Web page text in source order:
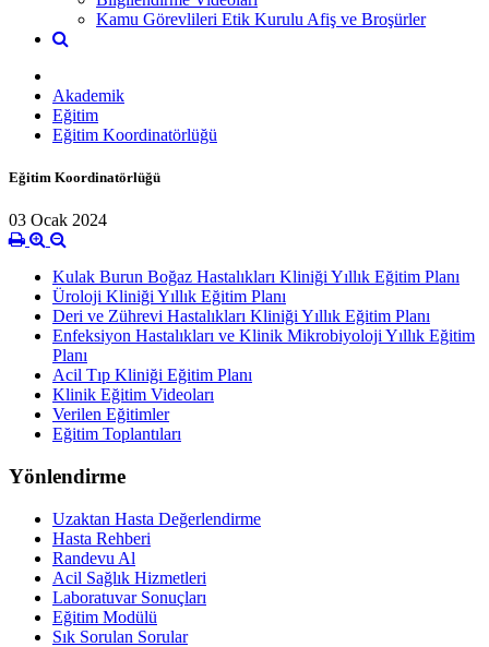
Kamu Görevlileri Etik Kurulu Afiş ve Broşürler
Akademik
Eğitim
Eğitim Koordinatörlüğü
Eğitim Koordinatörlüğü
03 Ocak 2024
Kulak Burun Boğaz Hastalıkları Kliniği Yıllık Eğitim Planı
Üroloji Kliniği Yıllık Eğitim Planı
Deri ve Zührevi Hastalıkları Kliniği Yıllık Eğitim Planı
Enfeksiyon Hastalıkları ve Klinik Mikrobiyoloji Yıllık Eğitim
Planı
Acil Tıp Kliniği Eğitim Planı
Klinik Eğitim Videoları
Verilen Eğitimler
Eğitim Toplantıları
Yönlendirme
Uzaktan Hasta Değerlendirme
Hasta Rehberi
Randevu Al
Acil Sağlık Hizmetleri
Laboratuvar Sonuçları
Eğitim Modülü
Sık Sorulan Sorular